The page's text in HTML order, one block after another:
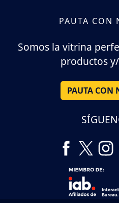
PAUTA CON
Somos la vitrina
productos
PAUTA CON